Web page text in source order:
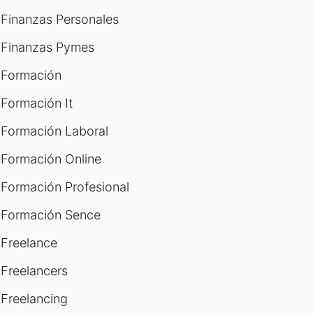
Finanzas Personales
Finanzas Pymes
Formación
Formación It
Formación Laboral
Formación Online
Formación Profesional
Formación Sence
Freelance
Freelancers
Freelancing